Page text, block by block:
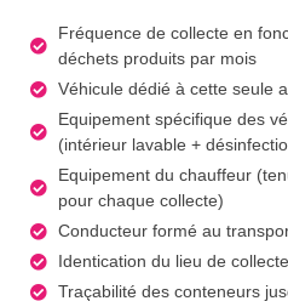
Fréquence de collecte en
déchets produits par mois
Véhicule dédié à cette seule
Equipement spécifique des
(intérieur lavable +
Equipement du chauffeur
pour chaque collecte)
Conducteur formé au
Identication du lieu de
Traçabilité des conteneurs